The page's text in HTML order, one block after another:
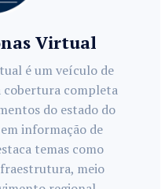
Virtual
é um veículo de
cobertura completa
do estado do
informação de
temas como
meio